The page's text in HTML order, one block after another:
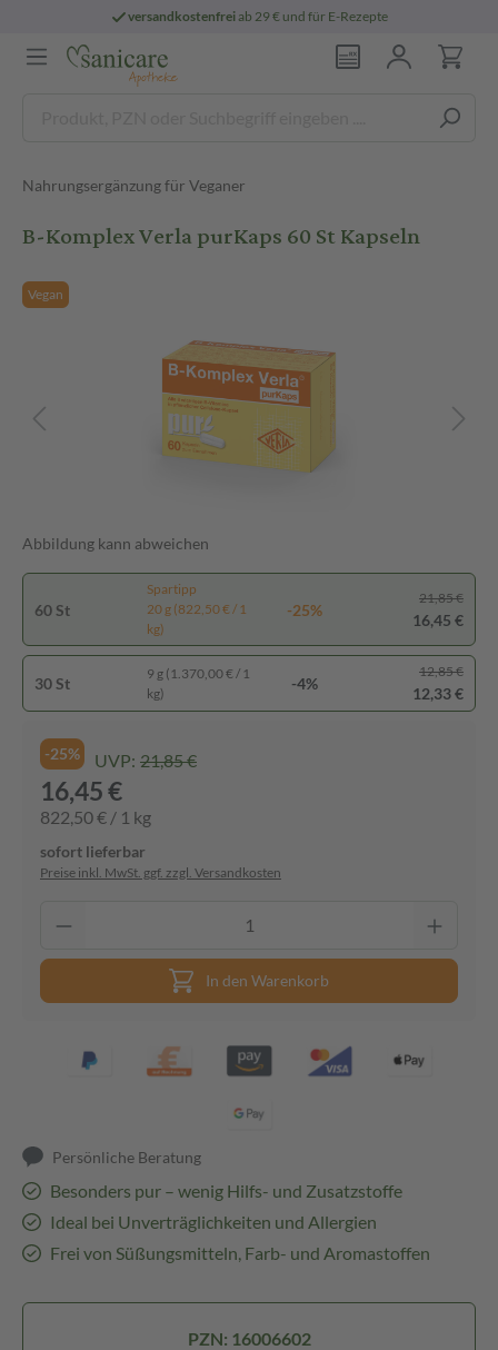
versandkostenfreiab 29 € und für E-Rezepte
Nahrungsergänzung für Veganer
B-Komplex Verla purKaps 60 St Kapseln
Vegan
Abbildung kann abweichen
60 St
Spartipp
20 g (822,50 € / 1
kg)
-25%
21,85 €
16,45 €
30 St
9 g (1.370,00 € / 1
kg)
-4%
12,85 €
12,33 €
-25% UVP: 21,85 €
16,45 €
822,50 € / 1 kg
sofort lieferbar
Preise inkl. MwSt. ggf. zzgl. Versandkosten
In den Warenkorb
Persönliche Beratung
Besonders pur – wenig Hilfs- und Zusatzstoffe
Ideal bei Unverträglichkeiten und Allergien
Frei von Süßungsmitteln, Farb- und Aromastoffen
PZN: 16006602